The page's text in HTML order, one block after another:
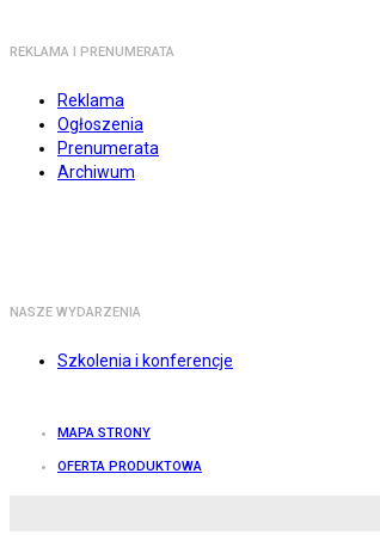
REKLAMA I PRENUMERATA
Reklama
Ogłoszenia
Prenumerata
Archiwum
NASZE WYDARZENIA
Szkolenia i konferencje
MAPA STRONY
OFERTA PRODUKTOWA